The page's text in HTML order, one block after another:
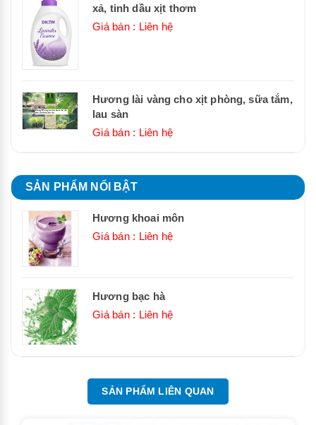
xả, tinh dầu xịt thơm
Giá bán : Liên hệ
Hương lài vàng cho xịt phòng, sữa tắm,
lau sàn
Giá bán : Liên hệ
SẢN PHẨM NỔI BẬT
Hương khoai môn
Giá bán : Liên hệ
Hương bạc hà
Giá bán : Liên hệ
SẢN PHẨM LIÊN QUAN